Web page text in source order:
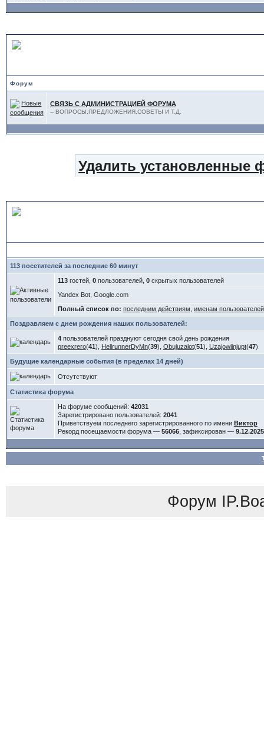
Форум
СВЯЗЬ С АДМИНИСТРАЦИЕЙ ФОРУМА
-- ВОПРОСЫ,ПРЕДЛОЖЕНИЯ,СОВЕТЫ И Т.Д.
Удалить установленные
113 посетителей за последние 60 минут
113гостей, 0пользователей, 0скрытых пользователей
Yandex Bot, Google.com
Полный список по: последним действиям именам пользователей
Поздравляем с днем рождения наших пользователей:
4пользователей празднуют сегодня свой день рождения
preexrero(41), HellrunnerDyMn(39), Obujuzalot(51), Uzajowiinjupt(47)
Будущие календарные события (в пределах 14 дней)
Отсутствуют
Статистика форума
На форуме сообщений: 42031
Зарегистрировано пользователей: 2041
Приветствуем последнего зарегистрированного по имени Виктор
Рекорд посещаемости форума — 56066, зафиксирован —
Форум